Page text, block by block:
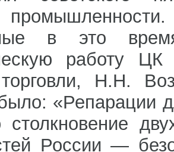
в это
работу
Н.Н.
«Репарации
России —